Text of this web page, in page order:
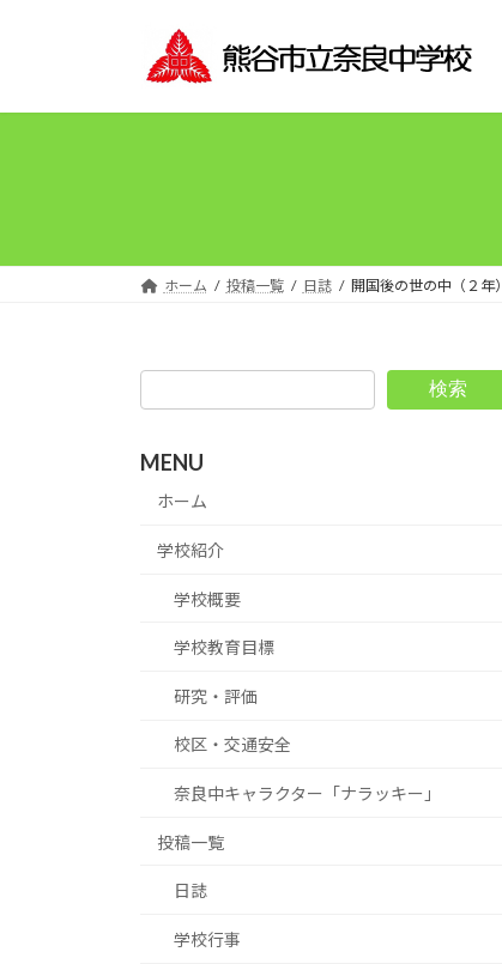
プ
動
ホーム 投稿一覧 日誌 開国後の世の中（２年）
検索
MENU
ホーム
学校紹介
学校概要
学校教育目標
研究・評価
校区・交通安全
奈良中キャラクター「ナラッキー」
投稿一覧
日誌
学校行事